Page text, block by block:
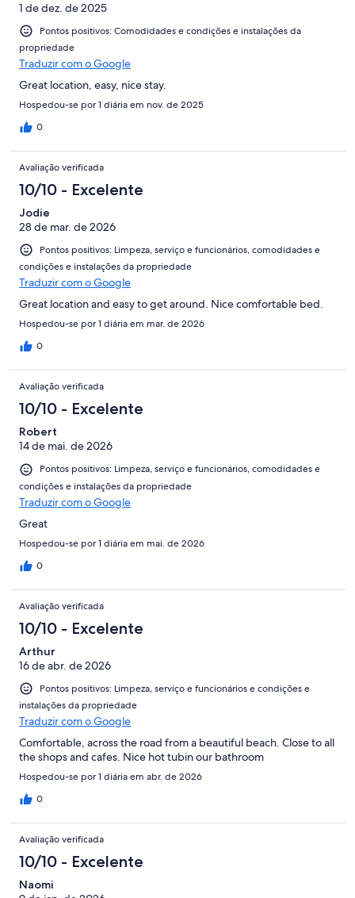
1 de dez. de 2025
Pontos positivos: Comodidades e condições e instalações da
propriedade
Traduzir com o Google
Great location, easy, nice stay.
Hospedou-se por 1 diária em nov. de 2025
0
Avaliação verificada
10/10 - Excelente
Jodie
28 de mar. de 2026
Pontos positivos: Limpeza, serviço e funcionários, comodidades e
condições e instalações da propriedade
Traduzir com o Google
Great location and easy to get around. Nice comfortable bed.
Hospedou-se por 1 diária em mar. de 2026
0
Avaliação verificada
10/10 - Excelente
Robert
14 de mai. de 2026
Pontos positivos: Limpeza, serviço e funcionários, comodidades e
condições e instalações da propriedade
Traduzir com o Google
Great
Hospedou-se por 1 diária em mai. de 2026
0
Avaliação verificada
10/10 - Excelente
Arthur
16 de abr. de 2026
Pontos positivos: Limpeza, serviço e funcionários e condições e
instalações da propriedade
Traduzir com o Google
Comfortable, across the road from a beautiful beach. Close to all
the shops and cafes. Nice hot tubin our bathroom
Hospedou-se por 1 diária em abr. de 2026
0
Avaliação verificada
10/10 - Excelente
Naomi